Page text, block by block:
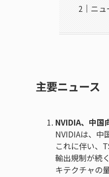
ニュ
主要ニュース
NVIDIA、中国
NVIDIAは、中
これに伴い、
輸出規制が続
キテクチャの